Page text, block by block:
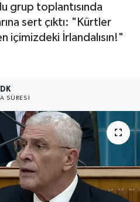
grup toplantısında
sert çıktı: "Kürtler
içimizdeki İrlandalısın!"
SÜRESI